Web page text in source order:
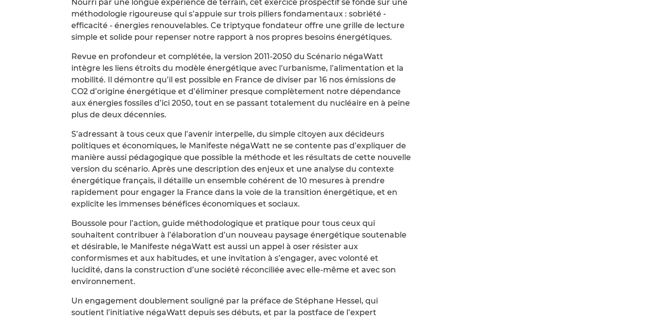
Nourri par une longue expérience de terrain, cet exercice prospectif se fonde sur une
méthodologie rigoureuse qui s’appuie sur trois piliers fondamentaux : sobriété -
efficacité - énergies renouvelables. Ce triptyque fondateur offre une grille de lecture
simple et solide pour repenser notre rapport à nos propres besoins énergétiques.
Revue en profondeur et complétée, la version 2011-2050 du Scénario négaWatt
intègre les liens étroits du modèle énergétique avec l’urbanisme, l’alimentation et la
mobilité. Il démontre qu’il est possible en France de diviser par 16 nos émissions de
CO2 d’origine énergétique et d’éliminer presque complètement notre dépendance
aux énergies fossiles d’ici 2050, tout en se passant totalement du nucléaire en à peine
plus de deux décennies.
S’adressant à tous ceux que l’avenir interpelle, du simple citoyen aux décideurs
politiques et économiques, le Manifeste négaWatt ne se contente pas d’expliquer de
manière aussi pédagogique que possible la méthode et les résultats de cette nouvelle
version du scénario. Après une description des enjeux et une analyse du contexte
énergétique français, il détaille un ensemble cohérent de 10 mesures à prendre
rapidement pour engager la France dans la voie de la transition énergétique, et en
explicite les immenses bénéfices économiques et sociaux.
Boussole pour l’action, guide méthodologique et pratique pour tous ceux qui
souhaitent contribuer à l’élaboration d’un nouveau paysage énergétique soutenable
et désirable, le Manifeste négaWatt est aussi un appel à oser résister aux
conformismes et aux habitudes, et une invitation à s’engager, avec volonté et
lucidité, dans la construction d’une société réconciliée avec elle-même et avec son
environnement.
Un engagement doublement souligné par la préface de Stéphane Hessel, qui
soutient l’initiative négaWatt depuis ses débuts, et par la postface de l’expert